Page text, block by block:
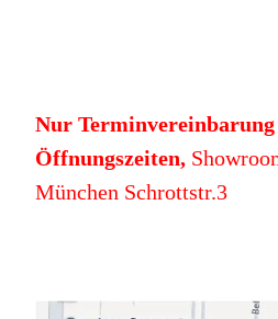
Nur Terminvereinbarung
Öffnungszeiten,
München Schrottstr.3